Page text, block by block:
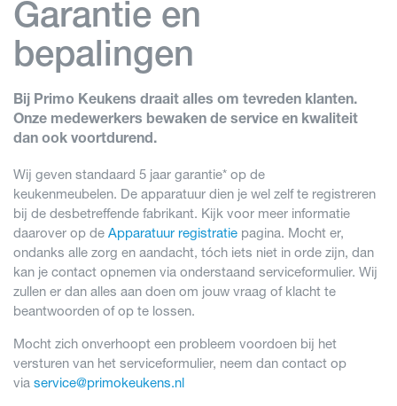
Garantie en
bepalingen
Bij Primo Keukens draait alles om tevreden klanten.
Onze medewerkers bewaken de service en kwaliteit
dan ook voortdurend.
Wij geven standaard 5 jaar garantie* op de
keukenmeubelen. De apparatuur dien je wel zelf te registreren
bij de desbetreffende fabrikant. Kijk voor meer informatie
daarover op de Apparatuur registratie pagina. Mocht er,
ondanks alle zorg en aandacht, tóch iets niet in orde zijn, dan
kan je contact opnemen via onderstaand serviceformulier. Wij
zullen er dan alles aan doen om jouw vraag of klacht te
beantwoorden of op te lossen.
Mocht zich onverhoopt een probleem voordoen bij het
versturen van het serviceformulier, neem dan contact op
via service@primokeukens.nl